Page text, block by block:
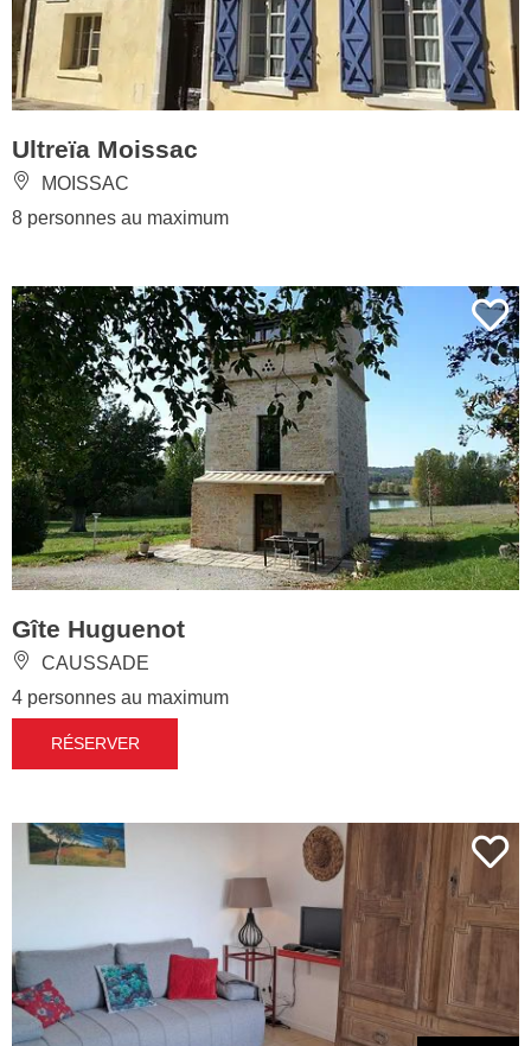
Ultreïa Moissac
MOISSAC
8 personnes au maximum
Gîte Huguenot
CAUSSADE
4 personnes au maximum
RÉSERVER